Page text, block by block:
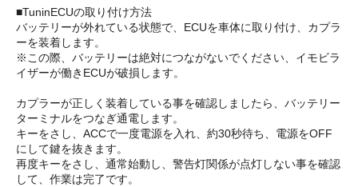
■TuninECUの取り付け方法
バッテリーが外れている状態で、ECUを車体に取り付け、カプラ
ーを装着します。
※この際、バッテリーは絶対につながないでください、イモビラ
イザーが働きECUが破損します。
カプラーが正しく装着している事を確認しましたら、バッテリー
ターミナルをつなぎ通電します。
キーをさし、ACCで一度電源を入れ、約30秒待ち、電源をOFF
にして鍵を抜きます。
再度キーをさし、通常始動し、警告灯関係が点灯しない事を確認
して、作業は完了です。